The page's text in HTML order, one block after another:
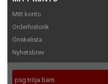
Mitt konto
Orderhistorik
Önskelista
Nyhetsbrev
psg tröja barn